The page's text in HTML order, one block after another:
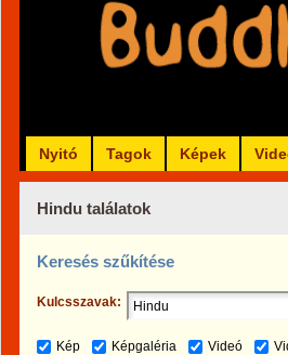
Nyitó Tagok Képek
Hindu találatok
Keresés szűkítése
Kulcsszavak:
Kép Képgaléria Videó